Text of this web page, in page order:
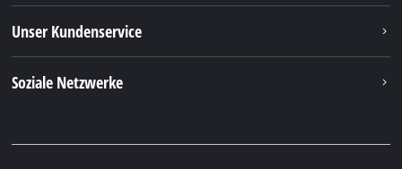
Unser Kundenservice
Soziale Netzwerke